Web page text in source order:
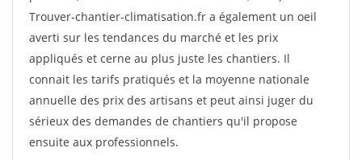
Trouver-chantier-climatisation.fr a également un oeil
averti sur les tendances du marché et les prix
appliqués et cerne au plus juste les chantiers. Il
connait les tarifs pratiqués et la moyenne nationale
annuelle des prix des artisans et peut ainsi juger du
sérieux des demandes de chantiers qu'il propose
ensuite aux professionnels.